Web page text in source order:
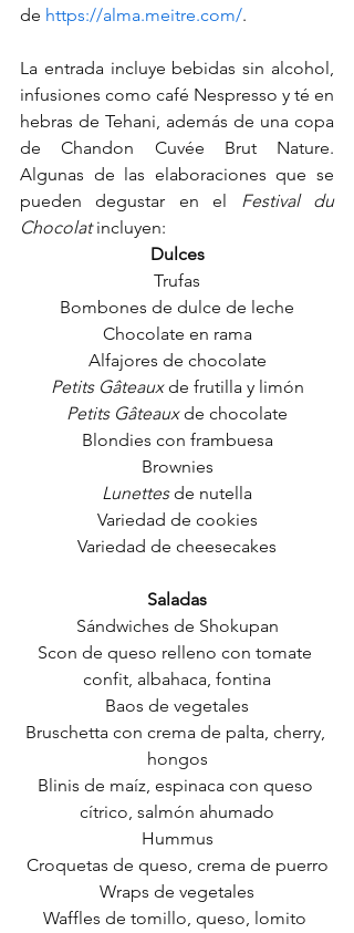
de https://alma.meitre.com/.
La entrada incluye bebidas sin alcohol,
infusiones como café Nespresso y té en
hebras de Tehani, además de una copa
de Chandon Cuvée Brut Nature.
Algunas de las elaboraciones que se
pueden degustar en el Festival du
Chocolat incluyen:
Dulces
Trufas
Bombones de dulce de leche
Chocolate en rama
Alfajores de chocolate
Petits Gâteaux de frutilla y limón
Petits Gâteaux de chocolate
Blondies con frambuesa
Brownies
Lunettes de nutella
Variedad de cookies
Variedad de cheesecakes
Saladas
Sándwiches de Shokupan
Scon de queso relleno con tomate
confit, albahaca, fontina
Baos de vegetales
Bruschetta con crema de palta, cherry,
hongos
Blinis de maíz, espinaca con queso
cítrico, salmón ahumado
Hummus
Croquetas de queso, crema de puerro
Wraps de vegetales
Waffles de tomillo, queso, lomito